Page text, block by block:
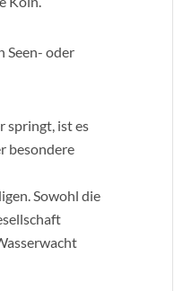
Seen- oder
springt, ist es
besondere
Sowohl die